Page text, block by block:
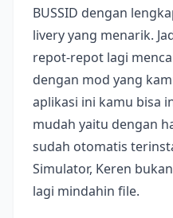
BUSSID dengan
livery yang menarik.
repot-repot lagi
dengan mod yang
aplikasi ini kamu bisa
mudah yaitu dengan
sudah otomatis
Simulator, Keren
lagi mindahin file.